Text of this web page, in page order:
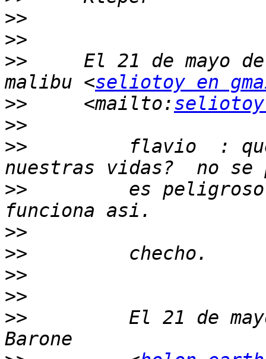
>>
>>
>>
El 21 de mayo
malibu <seliotoy en
>>
     <mailto:
seliotoy
>>
>>
flavio  :
>>
es
>>
>>
>>
>>
>>
El 21 de